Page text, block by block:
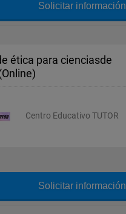
Solicitar información
ética para cienciasde
Centro Educativo TUTOR
Solicitar información